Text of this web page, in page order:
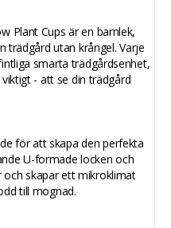
Plant Cups är en barnlek,
trädgård utan krångel. Varje
smarta trädgårdsenhet,
- att se din trädgård
för att skapa den perfekta
U-formade locken och
och skapar ett mikroklimat
till mognad.